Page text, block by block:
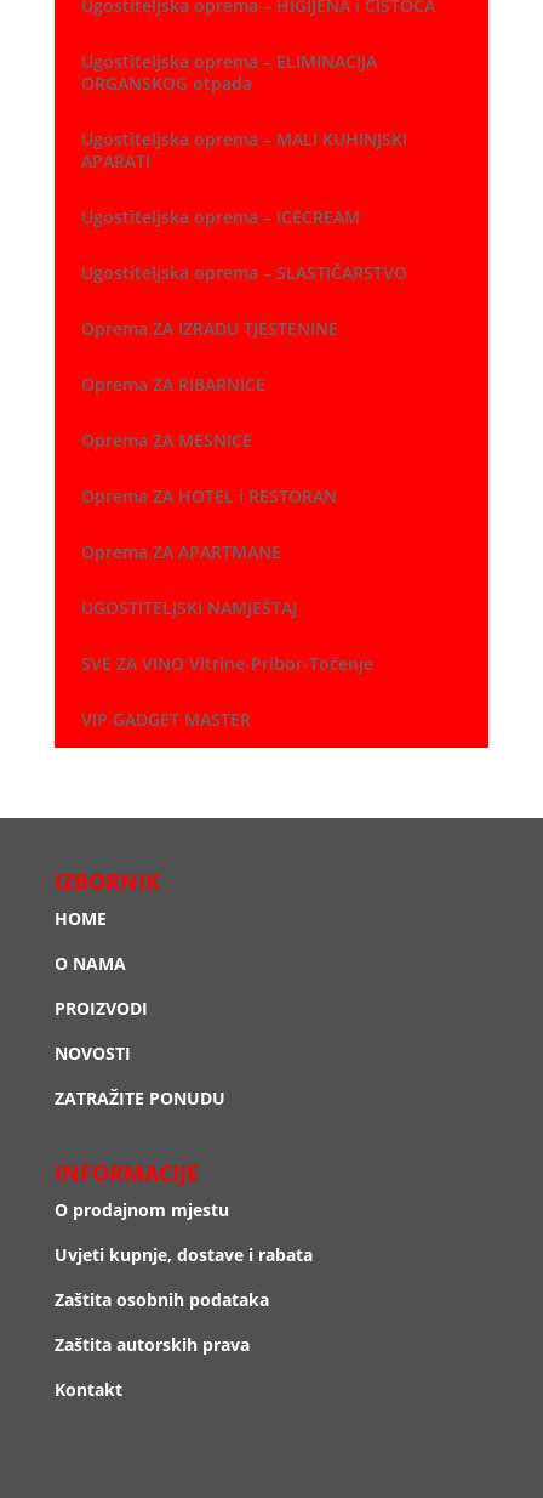
Ugostiteljska oprema – HIGIJENA i ČISTOĆA
Ugostiteljska oprema – ELIMINACIJA
ORGANSKOG otpada
Ugostiteljska oprema – MALI KUHINJSKI
APARATI
Ugostiteljska oprema – ICECREAM
Ugostiteljska oprema – SLASTIČARSTVO
Oprema ZA IZRADU TJESTENINE
Oprema ZA RIBARNICE
Oprema ZA MESNICE
Oprema ZA HOTEL i RESTORAN
Oprema ZA APARTMANE
UGOSTITELJSKI NAMJEŠTAJ
SVE ZA VINO Vitrine-Pribor-Točenje
VIP GADGET MASTER
IZBORNIK
HOME
O NAMA
PROIZVODI
NOVOSTI
ZATRAŽITE PONUDU
INFORMACIJE
O prodajnom mjestu
Uvjeti kupnje, dostave i rabata
Zaštita osobnih podataka
Zaštita autorskih prava
Kontakt